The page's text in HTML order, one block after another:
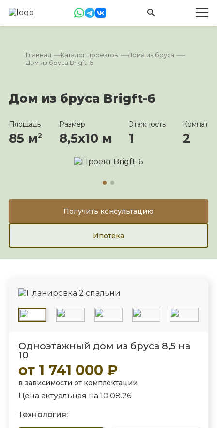
Главная Каталог проектов
Дома из бруса
Дом из бруса Brigft-6
Дом из бруса Brigft-6
Площадь
85 м2
Размер
8,5х10 м
Этажность
1
Комнат
2
Получить консультацию
Ипотека
Одноэтажный дом из бруса 8,5 на
10
от 1 741 000 ₽
в зависимости от комплектации
Цена актуальная на 10.08.26
Технология: